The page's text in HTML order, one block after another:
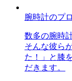
腕時計のプ
数多の腕時
そんな彼ら
た！」と膝
だきます。